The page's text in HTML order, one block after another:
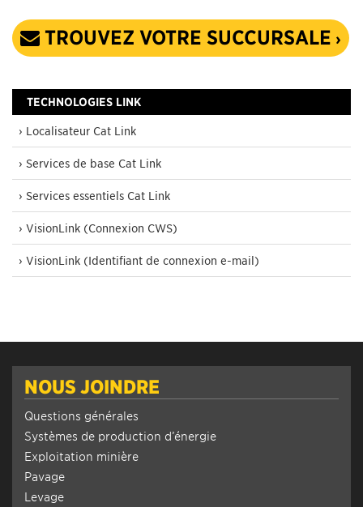
TROUVEZ VOTRE SUCCURSALE
TECHNOLOGIES LINK
› Localisateur Cat Link
› Services de base Cat Link
› Services essentiels Cat Link
› VisionLink (Connexion CWS)
› VisionLink (Identifiant de connexion e-mail)
NOUS JOINDRE
Questions générales
Systèmes de production d’énergie
Exploitation minière
Pavage
Levage